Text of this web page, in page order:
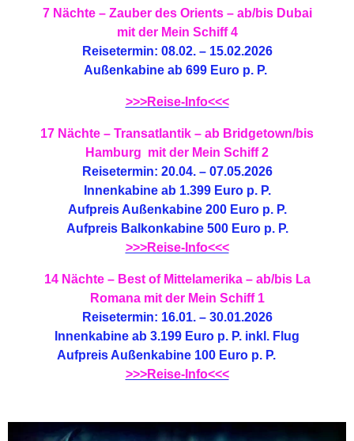
7 Nächte – Zauber des Orients – ab/bis Dubai
mit der Mein Schiff 4
Reisetermin: 08.02. – 15.02.2026
Außenkabine ab 699 Euro p. P.
>>>Reise-Info<<<
17 Nächte – Transatlantik – ab Bridgetown/bis
Hamburg mit der Mein Schiff 2
Reisetermin: 20.04. – 07.05.2026
Innenkabine ab 1.399 Euro p. P.
Aufpreis Außenkabine 200 Euro p. P.
Aufpreis Balkonkabine 500 Euro p. P.
>>>Reise-Info<<<
14 Nächte – Best of Mittelamerika – ab/bis La
Romana mit der Mein Schiff 1
Reisetermin: 16.01. – 30.01.2026
Innenkabine ab 3.199 Euro p. P. inkl. Flug
Aufpreis Außenkabine 100 Euro p. P.
>>>Reise-Info<<<